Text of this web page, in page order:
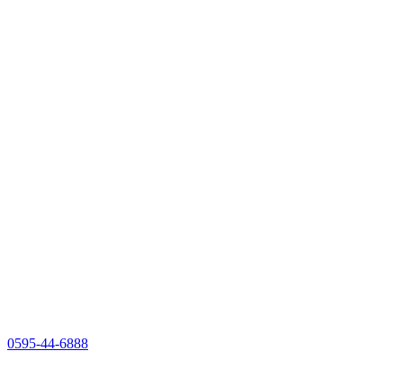
0595-44-6888